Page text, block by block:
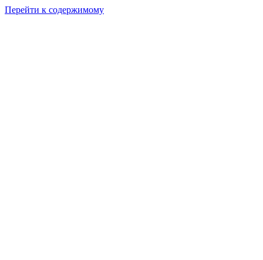
Перейти к содержимому